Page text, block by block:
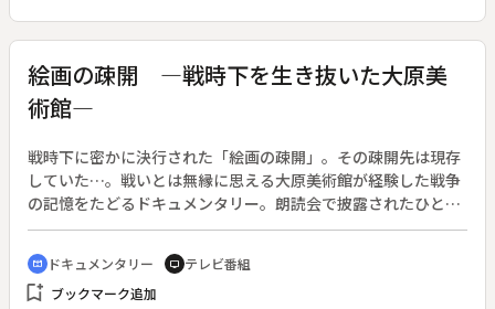
るしく変わってきた。しかし岡本さんが目指すものは、変わる
ことなく「儲かる農業」。タイではコシヒカリの現地生産にチ
ャレンジ。しかし簡単にいくはずもなく…。政府の国家戦略特
区に指定された兵庫県養父市では、農業改革のために無償で協
り易い環境を整えようと奔走する。◆そして岡本さんは、地元
の田原市長選挙に出馬を決意した。大きな組織の壁を突き破り
「儲かる農業」の実現を目指すが…。
絵画の疎開 ―戦時下を生き抜いた大原美
術館―
戦時下に密かに決行された「絵画の疎開」。その疎開先は現存
していた…。戦いとは無縁に思える大原美術館が経験した戦争
の記憶をたどるドキュメンタリー。朗読会で披露されたひとつ
の短編文から、戦後７０年を考える。◆２０１５年４月に大原
美術館とＯＨＫ岡山放送が開催した「大原美術館とあなたが紡
ぐ物語 ～小川洋子がいざなう朗読会?～」。大原美術館をテ
ーマとした短編文を全国から募集し、芥川賞作家・小川洋子さ
cinematic_blur ドキュメンタリー tv テレビ番組
bookmark_add ブックマーク追加